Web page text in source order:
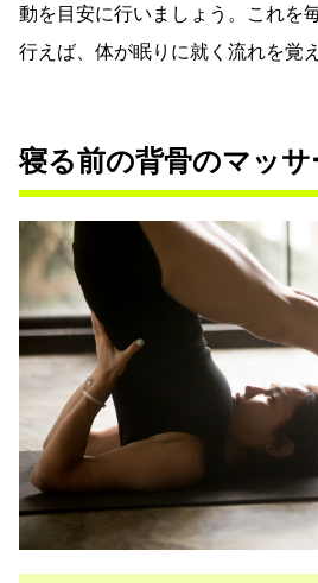
動を目安に行いましょう。これを
行えば、体が眠りに就く流れを覚
寝る前の背骨のマッサ